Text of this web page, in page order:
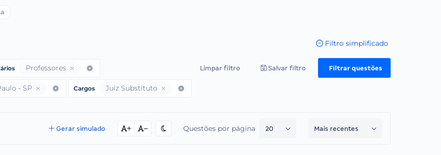
Filtro simplificado
Professores
- SP Cargos Juiz Substituto
Limpar filtro Salvar filtro Filtrar questões
Gerar simulado Questões por página 20 Mais recentes